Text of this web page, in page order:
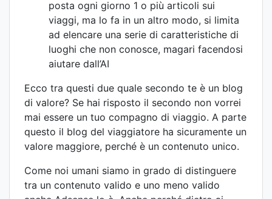
posta ogni giorno 1 o più articoli sui
viaggi, ma lo fa in un altro modo, si limita
ad elencare una serie di caratteristiche di
luoghi che non conosce, magari facendosi
aiutare dall’AI
Ecco tra questi due quale secondo te è un blog
di valore? Se hai risposto il secondo non vorrei
mai essere un tuo compagno di viaggio. A parte
questo il blog del viaggiatore ha sicuramente un
valore maggiore, perché è un contenuto unico.
Come noi umani siamo in grado di distinguere
tra un contenuto valido e uno meno valido